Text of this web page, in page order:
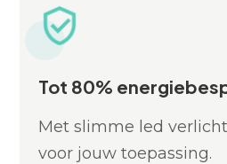
Tot 80%
Met slimme led
voor jouw toepassing.